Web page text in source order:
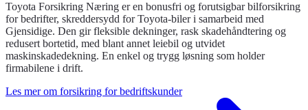
Toyota Forsikring Næring er en bonusfri og forutsigbar bilforsikring
for bedrifter, skreddersydd for Toyota-biler i samarbeid med
Gjensidige. Den gir fleksible dekninger, rask skadehåndtering og
redusert bortetid, med blant annet leiebil og utvidet
maskinskadedekning. En enkel og trygg løsning som holder
firmabilene i drift.
Les mer om forsikring for bedriftskunder